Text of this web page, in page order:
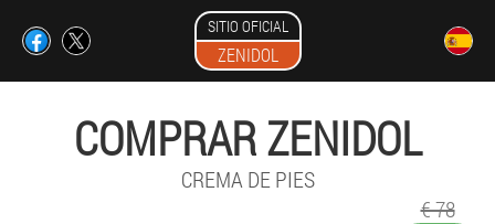
SITIO OFICIAL
ZENIDOL
COMPRAR ZENIDOL
CREMA DE PIES
€ 78